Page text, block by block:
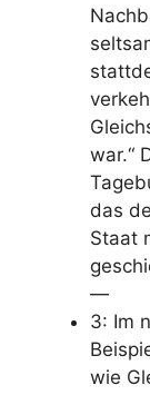
war.“
das
Staat
—
3: Im
wie